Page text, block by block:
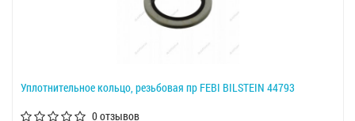
Уплотнительное кольцо, резьбовая пр FEBI BILSTEIN 44793
0 отзывов